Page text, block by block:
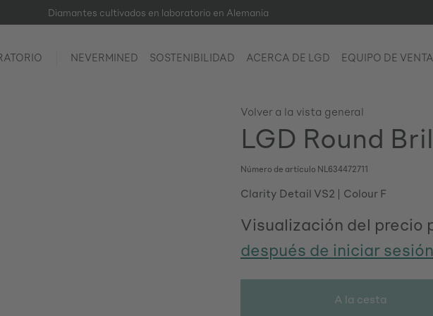
Diamantes cultivados en laboratorio en Alemania
NEVERMINED SOSTENIBILIDAD ACERCA DE LGD EQUIPO DE
Volver a la vista general
LGD Round
Número de artículo NL634472711
Clarity Detail VS2 Colour F
Visualización del precio
después de iniciar sesión
A la cesta